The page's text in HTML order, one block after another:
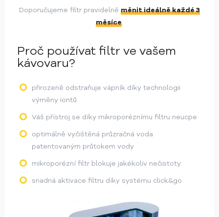
Doporučujeme filtr pravidelně měnit ideálně každé 3
měsíce.
Proč používat filtrve vašem
kávovaru?
přirozeně odstraňuje vápník díky technologii
výměny iontů
Váš přístroj se díky mikroporéznímu filtru neucpe
optimálně vyčištěná průzračná voda
patentovaným průtokem vody
mikroporézní filtr blokuje jakékoliv nečistoty
snadná aktivace filtru díky systému click&go